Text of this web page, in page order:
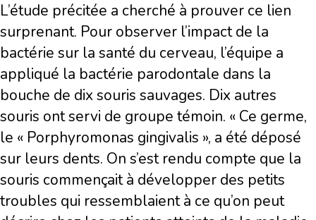
L’étude précitée a cherché à prouver ce lien
surprenant. Pour observer l’impact de la
bactérie sur la santé du cerveau, l’équipe a
appliqué la bactérie parodontale dans la
bouche de dix souris sauvages. Dix autres
souris ont servi de groupe témoin. « Ce germe,
le « Porphyromonas gingivalis », a été déposé
sur leurs dents. On s’est rendu compte que la
souris commençait à développer des petits
troubles qui ressemblaient à ce qu’on peut